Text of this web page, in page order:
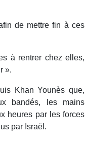
de mettre fin à ces
à rentrer chez elles,
».
Khan Younès que,
bandés, les mains
heures par les forces
par Israël.